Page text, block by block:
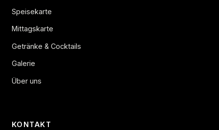
Speisekarte
Mittagskarte
Getränke & Cocktails
Galerie
Über uns
KONTAKT